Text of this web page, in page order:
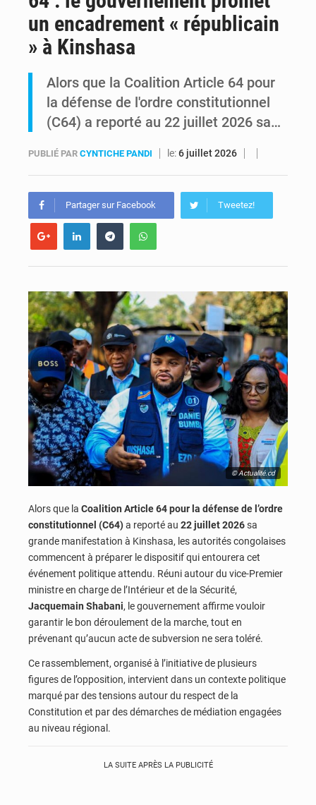
Comment des milliers d’Africains protègent et font fructifier leur argent avec l’USDT
un encadrement « républicain
» à Kinshasa
Alors que la Coalition Article 64 pour
la défense de l'ordre constitutionnel
(C64) a reporté au 22 juillet 2026 sa…
PUBLIÉ PAR CYNTICHE PANDI le:6 juillet 2026
Partager sur Facebook Tweetez!
© Actualité.cd
Alors que la Coalition Article 64 pour la défense de l’ordre
constitutionnel (C64)a reporté au 22 juillet 2026sa
grande manifestation à Kinshasa, les autorités congolaises
commencent à préparer le dispositif qui entourera cet
événement politique attendu. Réuni autour du vice-Premier
ministre en charge de l’Intérieur et de la Sécurité,
Jacquemain Shabani, le gouvernement affirme vouloir
garantir le bon déroulement de la marche, tout en
prévenant qu’aucun acte de subversion ne sera toléré.
Ce rassemblement, organisé à l’initiative de plusieurs
figures de l’opposition, intervient dans un contexte politique
marqué par des tensions autour du respect de la
Constitution et par des démarches de médiation engagées
au niveau régional.
LA SUITE APRÈS LA PUBLICITÉ